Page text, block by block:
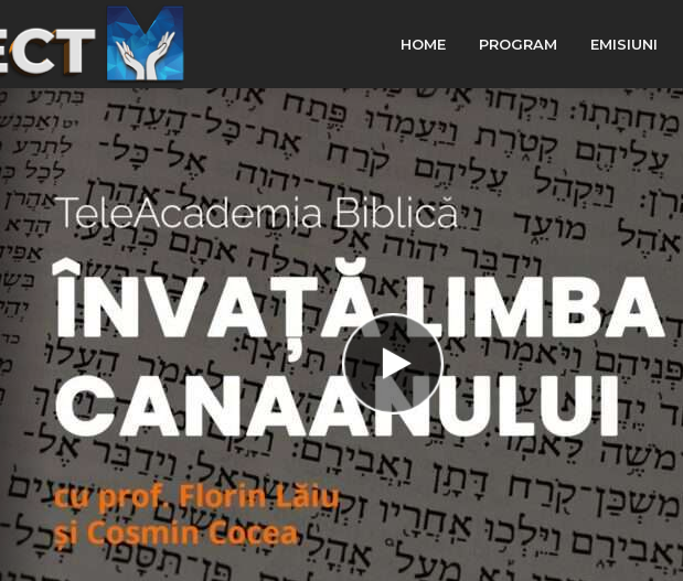
HOME PROGRAM EMISIUNI